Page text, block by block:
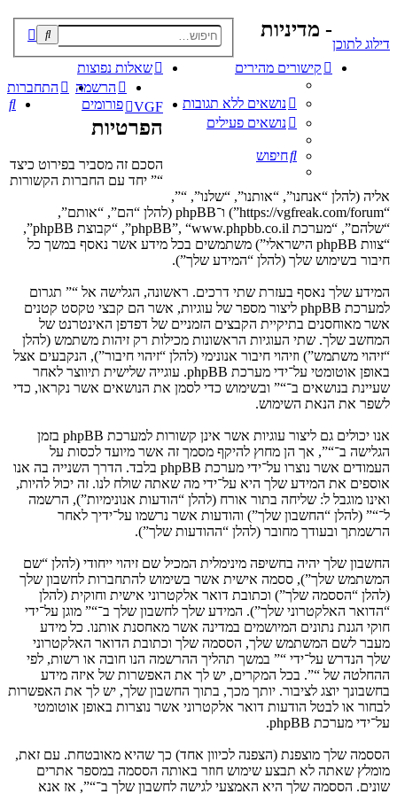
דילוג לתוכן
קישורים מהירים
נושאים ללא תגובות
נושאים פעילים
חיפוש
שאלות נפוצות
התחברות
הרשמה
VGF
פורומים
- מדיניות
הפרטיות
הסכם זה מסביר בפירוט כיצד
“” יחד עם החברות הקשורות
אליה (להלן “אנחנו”, “אותנו”, “שלנו”, “”,
“https://vgfreak.com/forum”) ו־phpBB (להלן “הם”, “אותם”,
“שלהם”, “מערכת phpBB”, “www.phpbb.co.il”, “קבוצת phpBB”,
“צוות phpBB הישראלי”) משתמשים בכל מידע אשר נאסף במשך כל
חיבור בשימוש שלך (להלן “המידע שלך”).
המידע שלך נאסף בעזרת שתי דרכים. ראשונה, הגלישה אל “” תגרום
למערכת phpBB ליצור מספר של עוגיות, אשר הם קבצי טקסט קטנים
אשר מאוחסנים בתיקיית הקבצים הזמניים של דפדפן האינטרנט של
המחשב שלך. שתי העוגיות הראשונות מכילות רק זיהות משתמש (להלן
“זיהוי משתמש”) וזיהוי חיבור אנונימי (להלן “זיהוי חיבור”), הנקבעים אצל
באופן אוטומטי על־ידי מערכת phpBB. עוגייה שלישית תיווצר לאחר
שעיינת בנושאים ב־“” ובשימוש כדי לסמן את הנושאים אשר נקראו, כדי
לשפר את הנאת השימוש.
אנו יכולים גם ליצור עוגיות אשר אינן קשורות למערכת phpBB בזמן
הגלישה ב־“”, אך הן מחוץ להיקף מסמך זה אשר מיועד לכסות על
העמודים אשר נוצרו על־ידי מערכת phpBB בלבד. הדרך השנייה בה אנו
אוספים את המידע שלך היא על־ידי מה שאתה שולח לנו. זה יכול להיות,
ואינו מוגבל ל: שליחה בתור אורח (להלן “הודעות אנונימיות”), הרשמה
ל־“” (להלן “החשבון שלך”) והודעות אשר נרשמו על־ידיך לאחר
הרשמתך ובעודך מחובר (להלן “ההודעות שלך”).
החשבון שלך יהיה בחשיפה מינימלית המכיל שם זיהוי ייחודי (להלן “שם
המשתמש שלך”), ססמה אישית אשר בשימוש להתחברות לחשבון שלך
(להלן “הססמה שלך”) וכתובת דואר אלקטרוני אישית וחוקית (להלן
“הדואר האלקטרוני שלך”). המידע שלך לחשבון שלך ב־“” מוגן על־ידי
חוקי הגנת נתונים המיושמים במדינה אשר מאחסנת אותנו. כל מידע
מעבר לשם המשתמש שלך, הססמה שלך וכתובת הדואר האלקטרוני
שלך הנדרש על־ידי “” במשך תהליך ההרשמה הנו חובה או רשות, לפי
ההחלטה של “”. בכל המקרים, יש לך את האפשרות של איזה מידע
בחשבונך יוצג לציבור. יותך מכך, בתוך החשבון שלך, יש לך את האפשרות
לבחור או לבטל הודעות דואר אלקטרוני אשר נוצרות באופן אוטומטי
על־ידי מערכת phpBB.
הססמה שלך מוצפנת (הצפנה לכיוון אחד) כך שהיא מאובטחת. עם זאת,
מומלץ שאתה לא תבצע שימוש חוזר באותה הססמה במספר אתרים
שונים. הססמה שלך היא האמצעי לגישה לחשבון שלך ב־“”, אז אנא